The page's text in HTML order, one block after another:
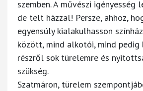
szemben. A művészi igényesség
de telt házzal! Persze, ahhoz,
egyensúly kialakulhasson
között, mind alkotói, mind pedig
részről sok türelemre és
szükség.
Szatmáron, türelem